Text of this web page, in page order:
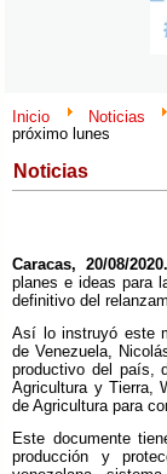
Inicio Noticias
próximo lunes
Noticias
Caracas, 20/08/
planes e ideas para
definitivo del
Así lo instruyó este
de Venezuela,
productivo del país,
Agricultura y Tierra,
de Agricultura para
Este documente
producción y